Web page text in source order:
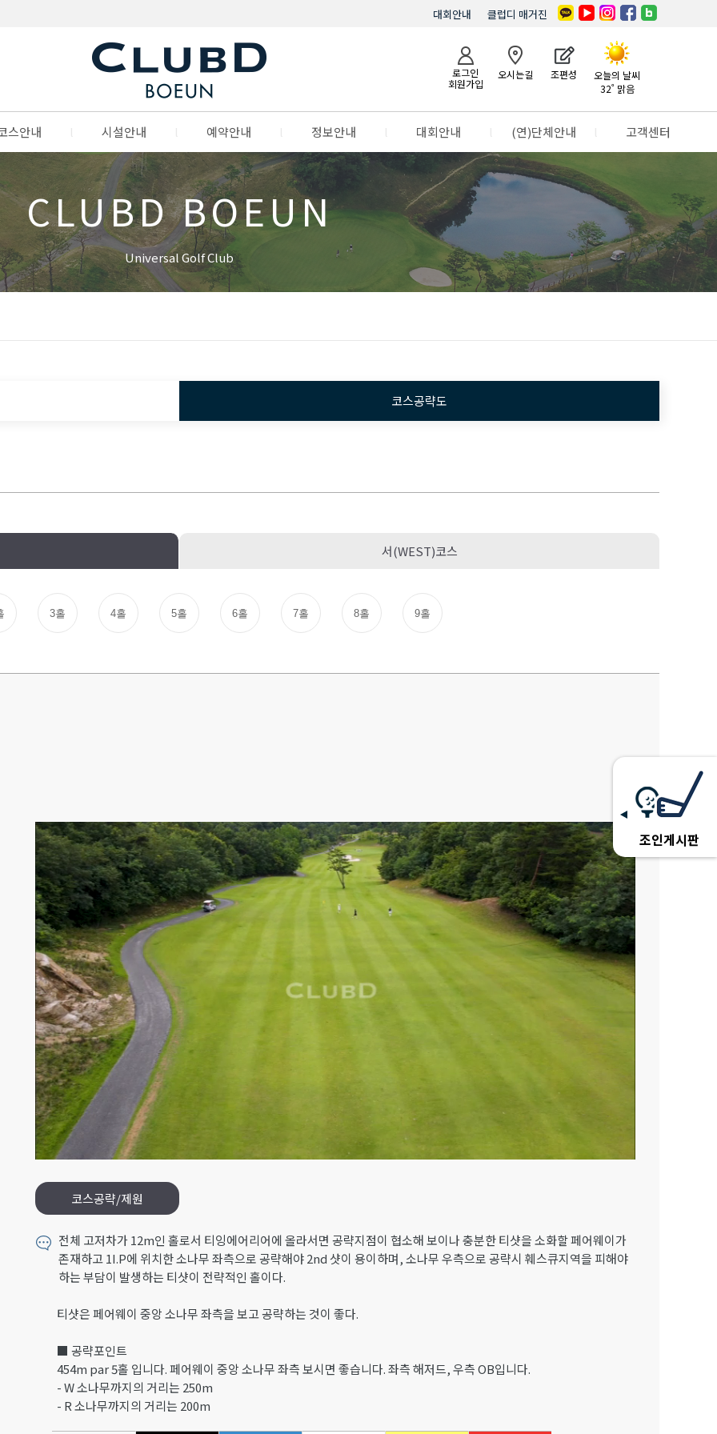
클럽디 매거진
대회안내
로그인
회원가입
오시는길 조편성
오늘의 날씨
32˚ 맑음
스안내 시설안내 예약안내 정보안내 대회안내 (연)단체안내 고객센터
CLUBD BOEUN
Universal Golf Club
조인게시판
코스공략도
서(WEST)코스
3홀 4홀 5홀 6홀 7홀 8홀 9홀
코스공략/제원
전체 고저차가 12m인 홀로서 티잉에어리어에 올라서면 공략지점이 협소해 보이나 충분한 티샷을 소화할 페어웨이가
존재하고 1I.P에 위치한 소나무 좌측으로 공략해야 2nd 샷이 용이하며, 소나무 우측으로 공략시 훼스큐지역을 피해야
하는 부담이 발생하는 티샷이 전략적인 홀이다.
티샷은 페어웨이 중앙 소나무 좌측을 보고 공략하는 것이 좋다.
■ 공략포인트
454m par 5홀 입니다. 페어웨이 중앙 소나무 좌측 보시면 좋습니다. 좌측 해저드, 우측 OB입니다.
- W 소나무까지의 거리는 250m
- R 소나무까지의 거리는 200m